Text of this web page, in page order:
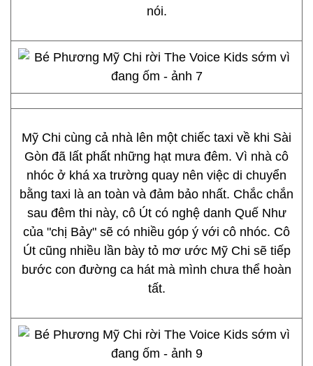
nói.
Mỹ Chi cùng cả nhà lên một chiếc taxi về khi Sài
Gòn đã lất phất những hạt mưa đêm. Vì nhà cô
nhóc ở khá xa trường quay nên việc di chuyển
bằng taxi là an toàn và đảm bảo nhất. Chắc chắn
sau đêm thi này, cô Út có nghệ danh Quế Như
của "chị Bảy" sẽ có nhiều góp ý với cô nhóc. Cô
Út cũng nhiều lần bày tỏ mơ ước Mỹ Chi sẽ tiếp
bước con đường ca hát mà mình chưa thể hoàn
tất.